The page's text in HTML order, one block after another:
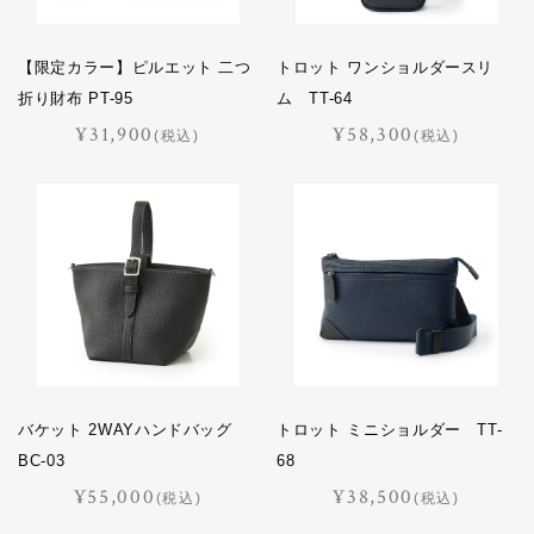
【限定カラー】ピルエット 二つ
折り財布 PT-95
¥31,900(税込)
トロット ワンショルダースリ
ム TT-64
¥58,300(税込)
バケット 2WAYハンドバッグ
BC-03
¥55,000 (税込)
トロット ミニショルダー TT-
68
¥38,500(税込)
ブルトン
フロイント
プログレス
レイヤー
レインズ
ロイヤル
LIFE IN A NORTHERN LAND
M